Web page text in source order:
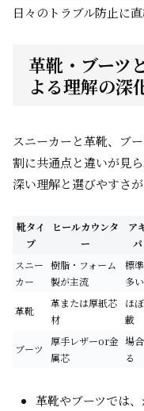
日々のトラブル防止に直
革靴・ブーツ
よる理解の深
スニーカーと革靴、ブ
割に共通点と違いが見
深い理解と選びやすさが
靴タイ
プ
ヒールカウンタ
ー
ア
スニー
カー
樹脂・フォーム
製が主流
標
多い
革靴
革または厚紙芯
材
ほ
載
ブーツ
厚手レザーor金
属芯
場
る
革靴やブーツでは